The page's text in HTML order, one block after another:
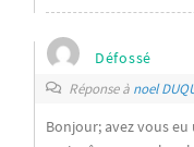
Défossé
Réponse à noel
Bonjour; avez vous